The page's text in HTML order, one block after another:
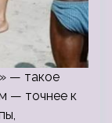
— такое
— точнее к